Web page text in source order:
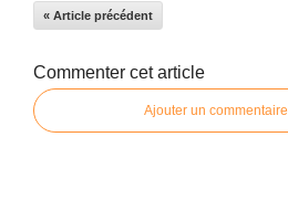
« Article précédent
Commenter cet article
Ajouter un commentaire